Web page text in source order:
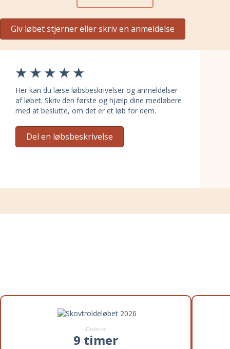
Giv løbet stjerner eller skriv en anmeldelse
Her kan du læse løbsbeskrivelser og anmeldelser
af løbet. Skriv den første og hjælp dine medløbere
med at beslutte, om det er et løb for dem.
Del en løbsbeskrivelse
Distance
9 timer